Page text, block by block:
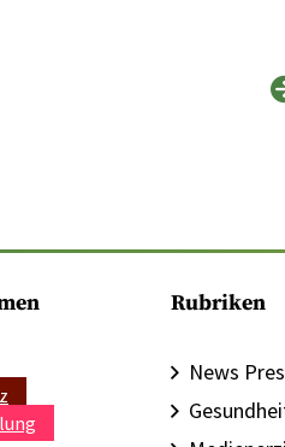
Rubriken
News